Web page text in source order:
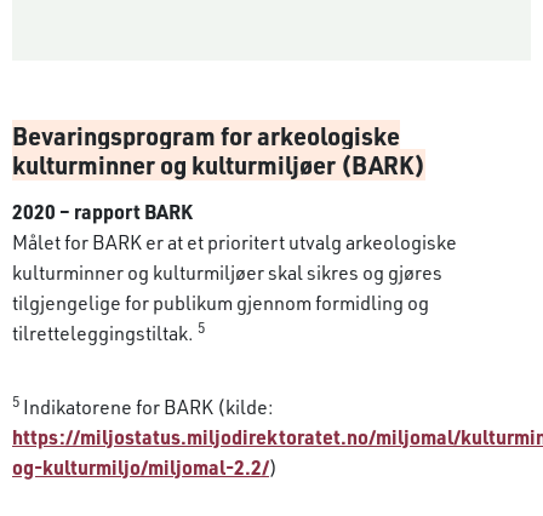
Bevaringsprogram for arkeologiske
kulturminner og kulturmiljøer (BARK)
2020 – rapport BARK
Målet for BARK er at et prioritert utvalg arkeologiske
kulturminner og kulturmiljøer skal sikres og gjøres
tilgjengelige for publikum gjennom formidling og
tilretteleggingstiltak. 5
5 Indikatorene for BARK (kilde:
https://miljostatus.miljodirektoratet.no/miljomal/
og-kulturmiljo/miljomal-2.2/)